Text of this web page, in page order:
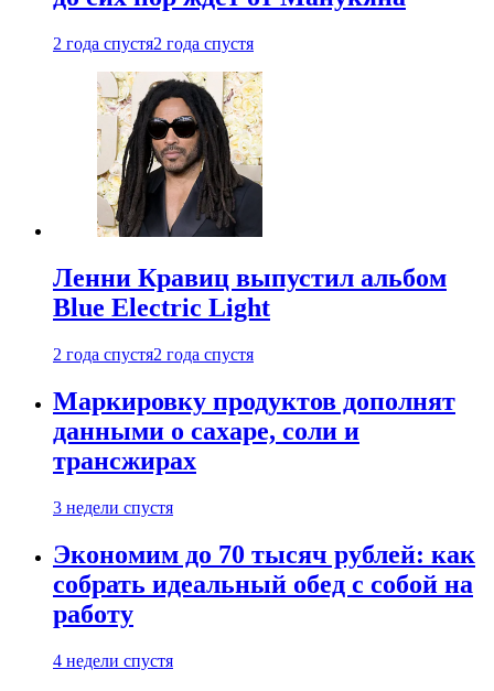
2 года спустя2 года спустя
Ленни Кравиц выпустил альбом
Blue Electric Light
2 года спустя2 года спустя
Маркировку продуктов дополнят
данными о сахаре, соли и
трансжирах
3 недели спустя
Экономим до 70 тысяч рублей: как
собрать идеальный обед с собой на
работу
4 недели спустя